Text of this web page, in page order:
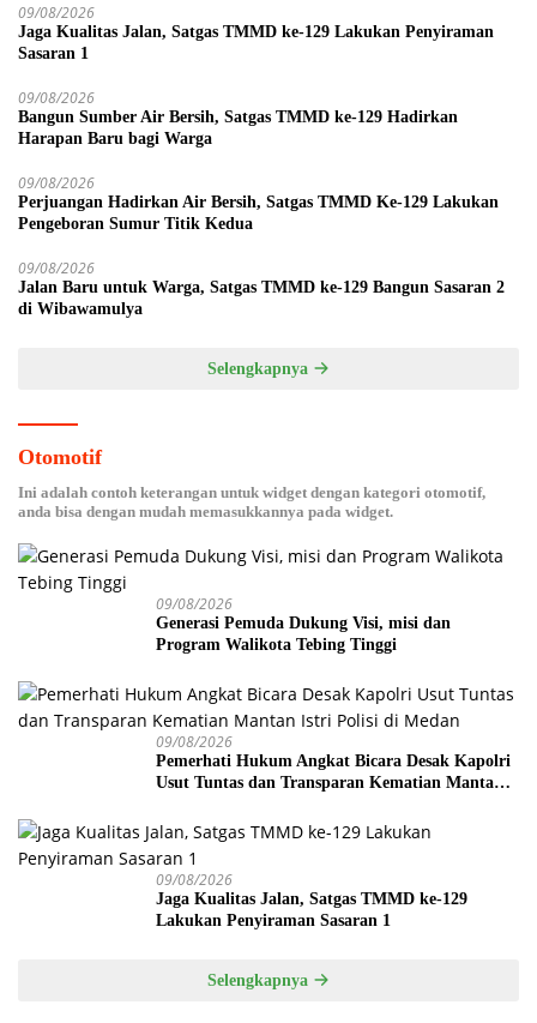
09/08/2026
Jaga Kualitas Jalan, Satgas TMMD ke-129 Lakukan Penyiraman
Sasaran 1
09/08/2026
Bangun Sumber Air Bersih, Satgas TMMD ke-129 Hadirkan
Harapan Baru bagi Warga
09/08/2026
Perjuangan Hadirkan Air Bersih, Satgas TMMD Ke-129 Lakukan
Pengeboran Sumur Titik Kedua
09/08/2026
Jalan Baru untuk Warga, Satgas TMMD ke-129 Bangun Sasaran 2
di Wibawamulya
Selengkapnya
Otomotif
Ini adalah contoh keterangan untuk widget dengan kategori otomotif,
anda bisa dengan mudah memasukkannya pada widget.
09/08/2026
Generasi Pemuda Dukung Visi, misi dan
Program Walikota Tebing Tinggi
09/08/2026
Pemerhati Hukum Angkat Bicara Desak Kapolri
Usut Tuntas dan Transparan Kematian Mantan
09/08/2026
Jaga Kualitas Jalan, Satgas TMMD ke-129
Lakukan Penyiraman Sasaran 1
Selengkapnya